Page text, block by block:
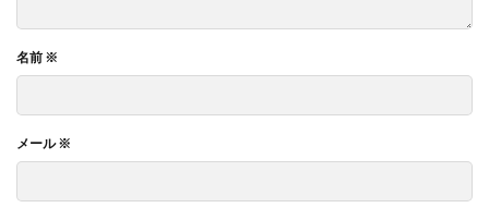
名前 ※
メール※